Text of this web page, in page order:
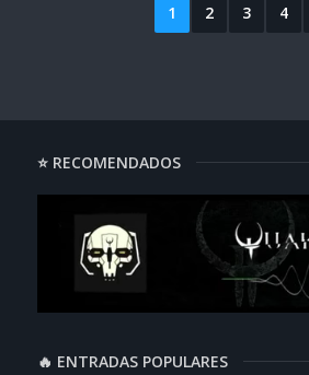
1 2 3 4
⭐ RECOMENDADOS
🔥 ENTRADAS POPULARES